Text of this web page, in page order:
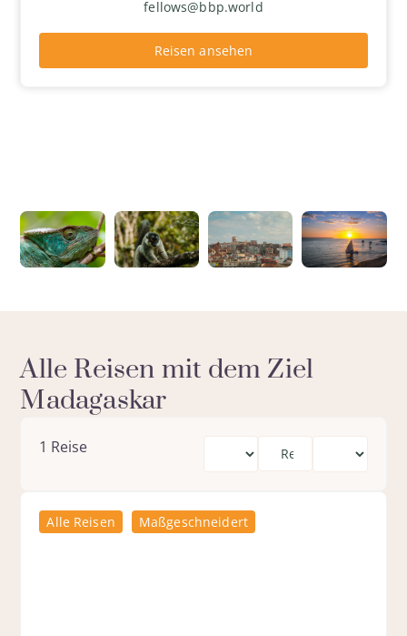
fellows@bbp.world
Reisen ansehen
Alle Reisen mit dem Ziel
Madagaskar
1 Reise
Alle Reisen Maßgeschneidert